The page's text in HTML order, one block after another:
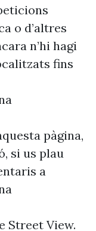
o d’altres
n’hi hagi
fins
pàgina,
si us plau
a
Street View.